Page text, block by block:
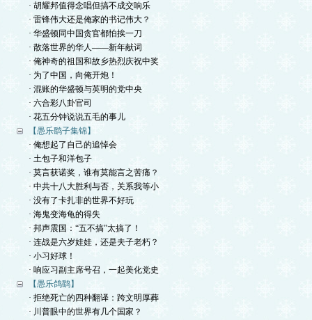
· 胡耀邦值得念唱但搞不成交响乐
· 雷锋伟大还是俺家的书记伟大？
· 华盛顿同中国贪官都怕挨一刀
· 散落世界的华人——新年献词
· 俺神奇的祖国和故乡热烈庆祝中奖
· 为了中国，向俺开炮！
· 混账的华盛顿与英明的党中央
· 六合彩八卦官司
· 花五分钟说说五毛的事儿
【愚乐鹞子集锦】
· 俺想起了自己的追悼会
· 土包子和洋包子
· 莫言获诺奖，谁有莫能言之苦痛？
· 中共十八大胜利与否，关系我等小
· 没有了卡扎非的世界不好玩
· 海鬼变海龟的得失
· 邦声震国：“五不搞”太搞了！
· 连战是六岁娃娃，还是夫子老朽？
· 小习好球！
· 响应习副主席号召，一起美化党史
【愚乐鸽鹞】
· 拒绝死亡的四种翻译：跨文明厚葬
· 川普眼中的世界有几个国家？